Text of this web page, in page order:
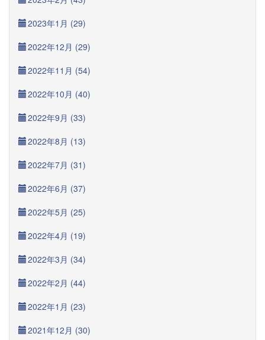
2023年1月 (29)
2022年12月 (29)
2022年11月 (54)
2022年10月 (40)
2022年9月 (33)
2022年8月 (13)
2022年7月 (31)
2022年6月 (37)
2022年5月 (25)
2022年4月 (19)
2022年3月 (34)
2022年2月 (44)
2022年1月 (23)
2021年12月 (30)